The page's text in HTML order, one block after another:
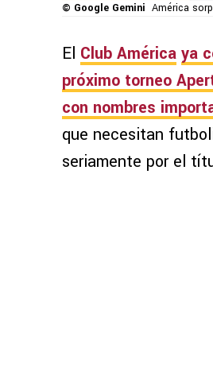
© Google Gemini América
El Club América ya
próximo torneo
con nombres
que necesitan
seriamente por el